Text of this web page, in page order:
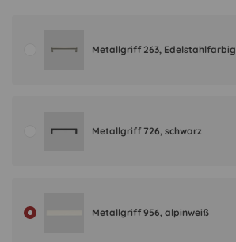
Metallgriff 263, Edelstahlfarbig
Metallgriff 726, schwarz
Metallgriff 956, alpinweiß